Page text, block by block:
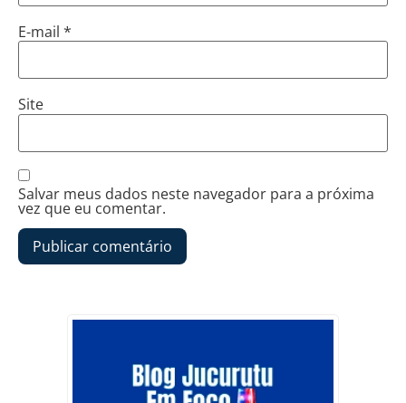
E-mail *
Site
Salvar meus dados neste navegador para a próxima
vez que eu comentar.